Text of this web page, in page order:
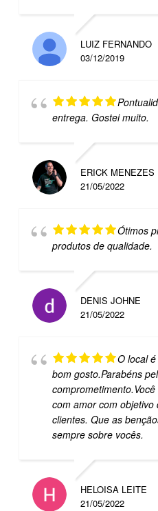
LUIZ FERNANDO
03/12/2019
entrega. Gostei muito.
ERICK MENEZES
21/05/2022
Ótimos
produtos de qualidade.
DENIS JOHNE
21/05/2022
O local
bom gosto.Parabéns
com amor com
clientes. Que as
sempre sobre vocês.
HELOISA LEITE
21/05/2022